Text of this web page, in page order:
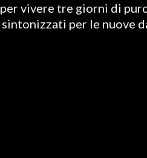
vivere tre giorni di
sintonizzati per le nuove